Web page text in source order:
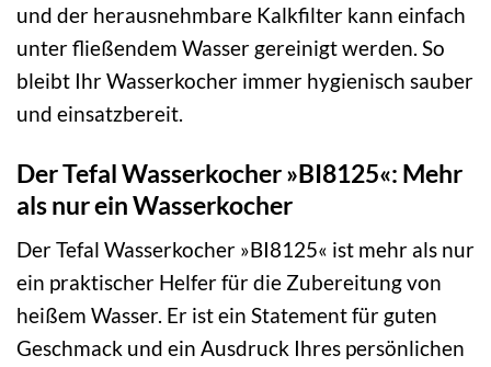
und der herausnehmbare Kalkfilter kann einfach
unter fließendem Wasser gereinigt werden. So
bleibt Ihr Wasserkocher immer hygienisch sauber
und einsatzbereit.
Der Tefal Wasserkocher »BI8125«: Mehr
als nur ein Wasserkocher
Der Tefal Wasserkocher »BI8125« ist mehr als nur
ein praktischer Helfer für die Zubereitung von
heißem Wasser. Er ist ein Statement für guten
Geschmack und ein Ausdruck Ihres persönlichen